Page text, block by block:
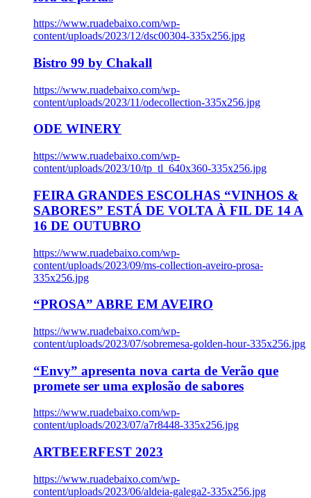
https://www.ruadebaixo.com/wp-
content/uploads/2023/12/dsc00304-335x256.jpg
Bistro 99 by Chakall
https://www.ruadebaixo.com/wp-
content/uploads/2023/11/odecollection-335x256.jpg
ODE WINERY
https://www.ruadebaixo.com/wp-
content/uploads/2023/10/tp_tl_640x360-335x256.jpg
FEIRA GRANDES ESCOLHAS “VINHOS &
SABORES” ESTÁ DE VOLTA À FIL DE 14 A
16 DE OUTUBRO
https://www.ruadebaixo.com/wp-
content/uploads/2023/09/ms-collection-aveiro-prosa-
335x256.jpg
“PROSA” ABRE EM AVEIRO
https://www.ruadebaixo.com/wp-
content/uploads/2023/07/sobremesa-golden-hour-335x256.jpg
“Envy” apresenta nova carta de Verão que
promete ser uma explosão de sabores
https://www.ruadebaixo.com/wp-
content/uploads/2023/07/a7r8448-335x256.jpg
ARTBEERFEST 2023
https://www.ruadebaixo.com/wp-
content/uploads/2023/06/aldeia-galega2-335x256.jpg